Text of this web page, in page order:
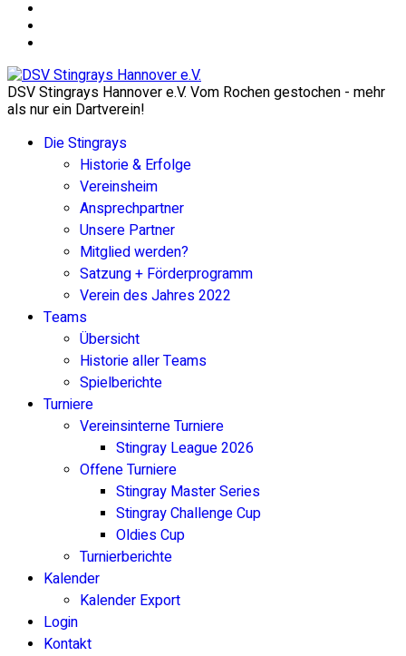
DSV Stingrays Hannover e.V. Vom Rochen gestochen - mehr
als nur ein Dartverein!
Die Stingrays
Historie & Erfolge
Vereinsheim
Ansprechpartner
Unsere Partner
Mitglied werden?
Satzung + Förderprogramm
Verein des Jahres 2022
Teams
Übersicht
Historie aller Teams
Spielberichte
Turniere
Vereinsinterne Turniere
Stingray League 2026
Offene Turniere
Stingray Master Series
Stingray Challenge Cup
Oldies Cup
Turnierberichte
Kalender
Kalender Export
Login
Kontakt